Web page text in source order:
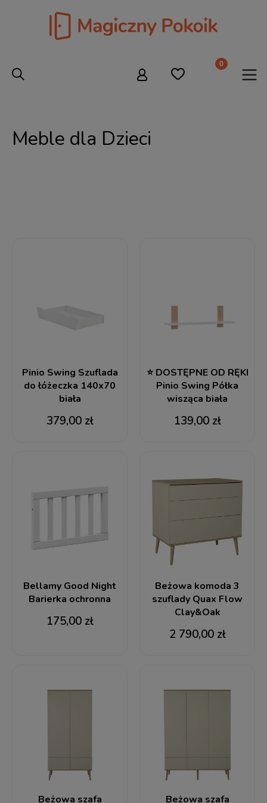
Meble dla Dzieci
Pinio Swing Szuflada
do łóżeczka 140x70
biała
379,00 zł
⭐ DOSTĘPNE OD RĘKI
Pinio Swing Półka
wisząca biała
139,00 zł
Bellamy Good Night
Barierka ochronna
175,00 zł
Beżowa komoda 3
szuflady Quax Flow
Clay&Oak
2 790,00 zł
Beżowa szafa
Beżowa szafa